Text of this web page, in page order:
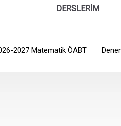
DERSLERİM
2027 Matematik ÖABT